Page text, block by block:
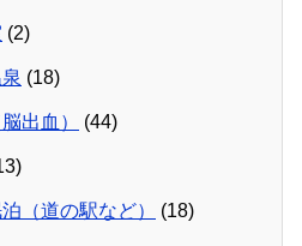
(2)
(18)
出血） (44)
（道の駅など） (18)